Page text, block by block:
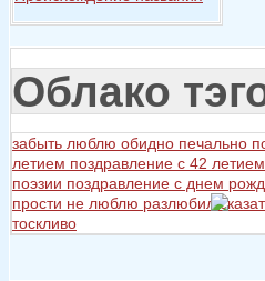
Облако
забыть люблю обидно печально
летием поздравление с 42 летием
поэзии поздравление с днем
прости не люблю разлюбил
тоскливо